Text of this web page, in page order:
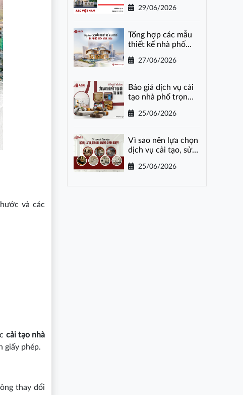
và các
cải tạo nhà
giấy phép.
thay đổi
29/06/2026
Tổng hợp các mẫu
thiết kế nhà phố
202627/06/2026
Báo giá dịch vụ cải
tạo nhà phố trọn
25/06/2026
Vì sao nên lựa chọn
dịch vụ cải tạo, sửa
chuyên nghiệp?
25/06/2026